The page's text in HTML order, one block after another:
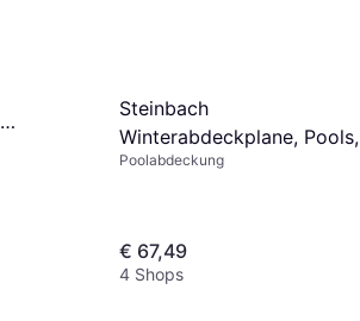
Steinbach
Winterabdeckplane, Pools,
Schwimmbecken gruen
Poolabdeckung
€ 67,49
4 Shops